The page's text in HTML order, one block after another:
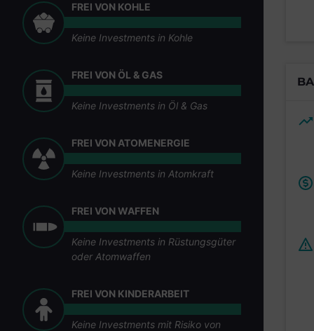
FREI VON KOHLE
Keine Investments in Kohle
FREI VON ÖL & GAS
Keine Investments in Öl & Gas
FREI VON ATOMENERGIE
Keine Investments in Atomkraft
FREI VON WAFFEN
Keine Investments in Rüstungsgüter
oder Atomwaffen
FREI VON KINDERARBEIT
Keine Investments mit Risiko von